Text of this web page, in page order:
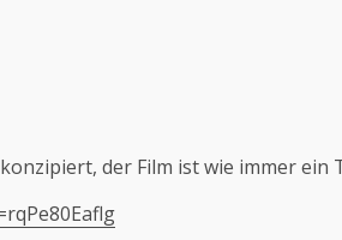
der Film ist wie immer ein